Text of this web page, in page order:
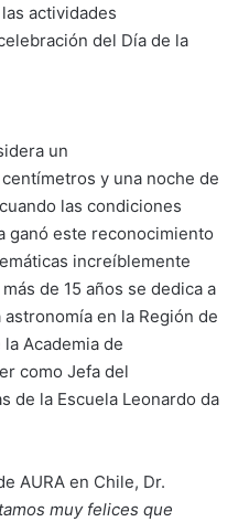
actividades
del Día de la
un
y una noche de
las condiciones
ganó este reconocimiento
increíblemente
de 15 años se dedica a
en la Región de
Academia de
como Jefa del
de la Escuela Leonardo da
AURA en Chile, Dr.
muy felices que